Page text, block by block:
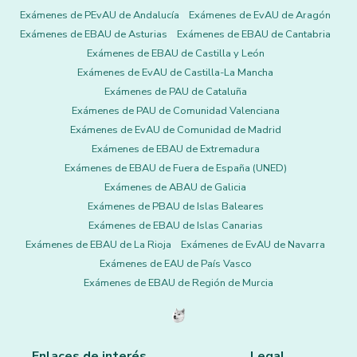
Exámenes de PEvAU de Andalucía
Exámenes de EvAU de Aragón
Exámenes de EBAU de Asturias
Exámenes de EBAU de Cantabria
Exámenes de EBAU de Castilla y León
Exámenes de EvAU de Castilla-La Mancha
Exámenes de PAU de Cataluña
Exámenes de PAU de Comunidad Valenciana
Exámenes de EvAU de Comunidad de Madrid
Exámenes de EBAU de Extremadura
Exámenes de EBAU de Fuera de España (UNED)
Exámenes de ABAU de Galicia
Exámenes de PBAU de Islas Baleares
Exámenes de EBAU de Islas Canarias
Exámenes de EBAU de La Rioja
Exámenes de EvAU de Navarra
Exámenes de EAU de País Vasco
Exámenes de EBAU de Región de Murcia